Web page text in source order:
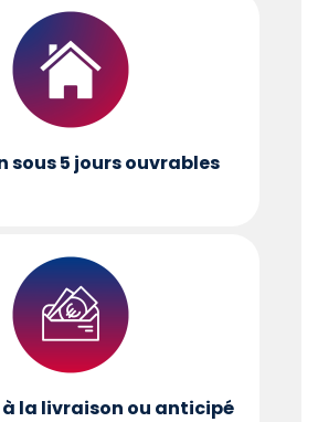
sous 5 jours ouvrables
la livraison ou anticipé